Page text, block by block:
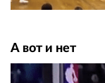
А вот и нет